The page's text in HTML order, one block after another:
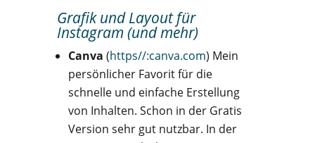
Grafik und Layout für
Instagram (und mehr)
Canva (https//:canva.com) Mein
persönlicher Favorit für die
schnelle und einfache Erstellung
von Inhalten. Schon in der Gratis
Version sehr gut nutzbar. In der